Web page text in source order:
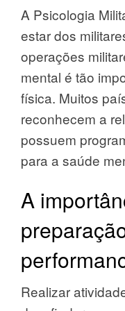
A Psicologia
estar dos
operações
mental é tão
física. Muitos
reconhecem a
possuem
para a saúde
A
Realizar